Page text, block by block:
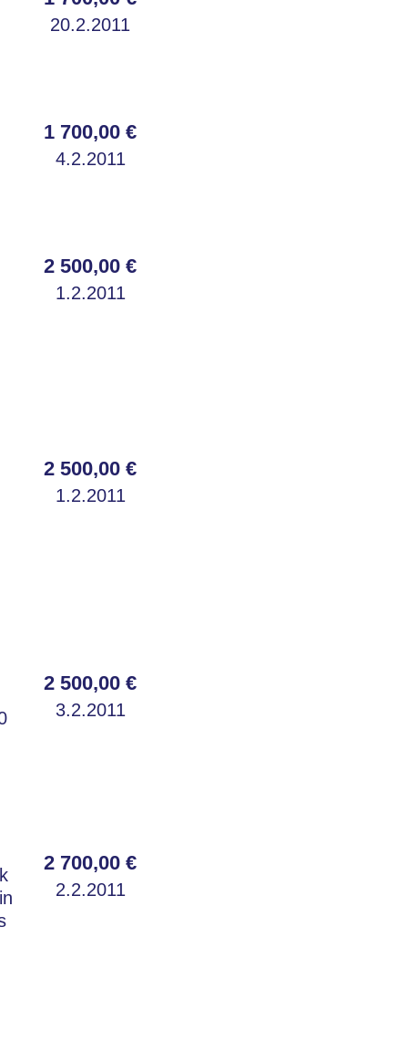
20.2.2011
1 700,00 €
4.2.2011
2 500,00 €
1.2.2011
2 500,00 €
1.2.2011
2 500,00 €
3.2.2011
2 700,00 €
2.2.2011